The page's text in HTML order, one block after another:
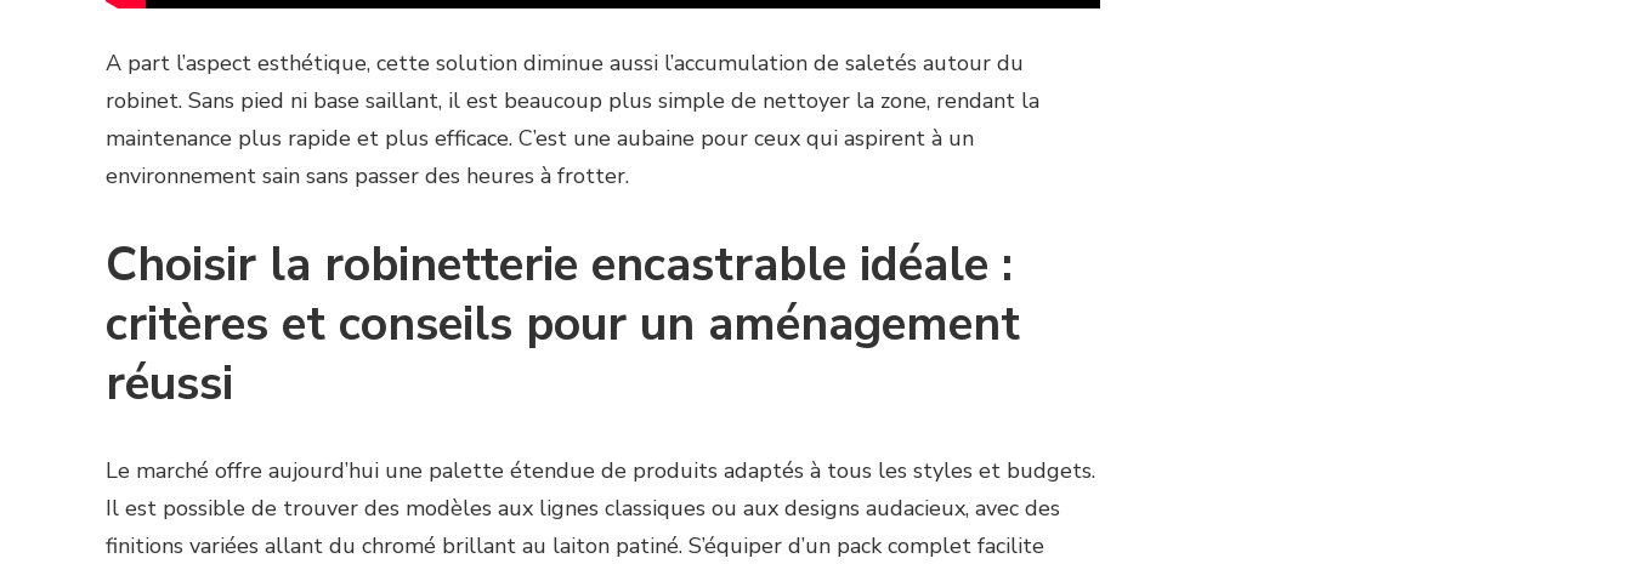
A part l’aspect esthétique, cette solution diminue aussi l’accumulation de saletés autour du
robinet. Sans pied ni base saillant, il est beaucoup plus simple de nettoyer la zone, rendant la
maintenance plus rapide et plus efficace. C’est une aubaine pour ceux qui aspirent à un
environnement sain sans passer des heures à frotter.
Choisir la robinetterie encastrable idéale :
critères et conseils pour un aménagement
réussi
Le marché offre aujourd’hui une palette étendue de produits adaptés à tous les styles et budgets.
Il est possible de trouver des modèles aux lignes classiques ou aux designs audacieux, avec des
finitions variées allant du chromé brillant au laiton patiné. S’équiper d’un pack complet facilite